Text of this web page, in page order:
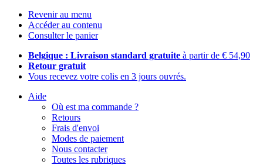
Revenir au menu
Accéder au contenu
Consulter le panier
Belgique : Livraison standard gratuite à partir de € 54,90
Retour gratuit
Vous recevez votre colis en 3 jours ouvrés.
Aide
Où est ma commande ?
Retours
Frais d'envoi
Modes de paiement
Nous contacter
Toutes les rubriques